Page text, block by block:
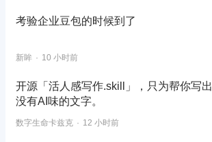
考验企业豆包的时候到了
新眸 10 小时前
开源「活人感写作.skill」，只为帮你写出
没有AI味的文字。
数字生命卡兹克 12 小时前